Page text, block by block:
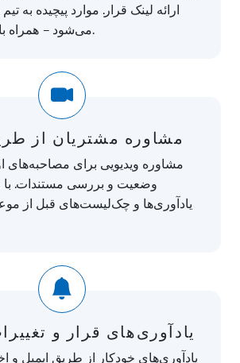
ارائه لینک قرار. موارد پیچیده به
می‌شود – همراه با سوابق مکالمه.
مشاوره مشتریان از
مشاوره ویدیویی برای مصاحبه‌های
وضعیت و بررسی مستندات. با
یادآوری‌ها و چک‌لیست‌های قبل از
یادآوری‌های قرار و
یادآوری‌های خودکار از طریق ایمیل و